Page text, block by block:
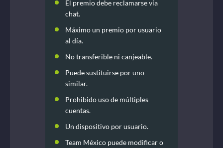
El premio debe reclamarse vía
chat.
Máximo un premio por usuario
al día.
No transferible ni canjeable.
Puede sustituirse por uno
similar.
Prohibido uso de múltiples
cuentas.
Un dispositivo por usuario.
Team México puede modificar o